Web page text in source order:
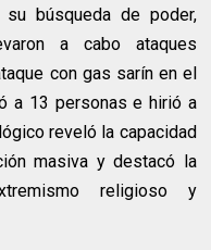
búsqueda de poder,
a cabo ataques
con gas sarín en el
a 13 personas e hirió a
reveló la capacidad
masiva y destacó la
religioso y